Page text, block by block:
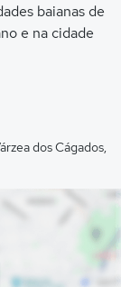
baianas de
e na cidade
dos Cágados,